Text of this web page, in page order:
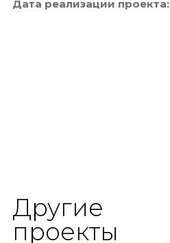
Дата реализации проекта:
Другие
проекты